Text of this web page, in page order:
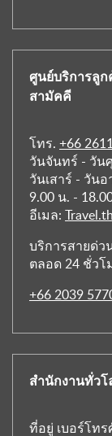
ศูนย์บริการลู
สามัคคี
โทร. +66
วันจันทร์ - วัน
วันเสาร์ - วัน
9.00 น. -
อีเมล:
บริการสายด่ว
ตลอด 24 ชั่วโ
+66 2039
สำนักงานทั่ว
ที่อยู่ เบอร์โท